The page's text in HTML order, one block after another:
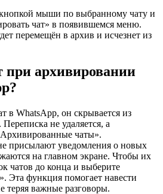
мыши по выбранному чату и
чат» в появившемся меню.
перемещён в архив и исчезнет из
при архивировании
в WhatsApp, он скрывается из
не удаляется, а
чаты».
присылают уведомления о новых
на главном экране. Чтобы их
чатов до конца и выберите
Эта функция помогает навести
теряя важные разговоры.